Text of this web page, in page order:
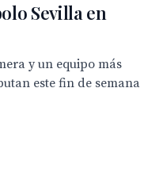
Sevilla en
y un equipo más
este fin de semana